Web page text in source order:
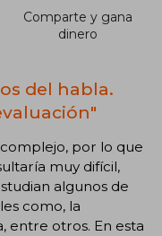
Comparte y gana
dinero
del habla.
por lo que
muy difícil,
algunos de
como, la
entre otros. En esta